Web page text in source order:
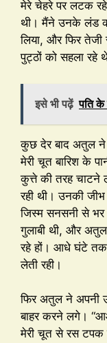
मेरे चेहरे पर लटक
थी। मैंने उनके लंड
लिया, और फिर
पुट्ठों को सहला
इसे भी पढ़ें पति के
कुछ देर बाद अतुल ने
मेरी चूत बारिश के
कुत्ते की तरह
रही थी। उनकी
जिस्म सनसनी से भर
गुलाबी थी, और
रहे हों। आधे घंटे तक
लेती रही।
फिर अतुल ने अपनी
बाहर करने लगे।
मेरी चूत से रस टपक